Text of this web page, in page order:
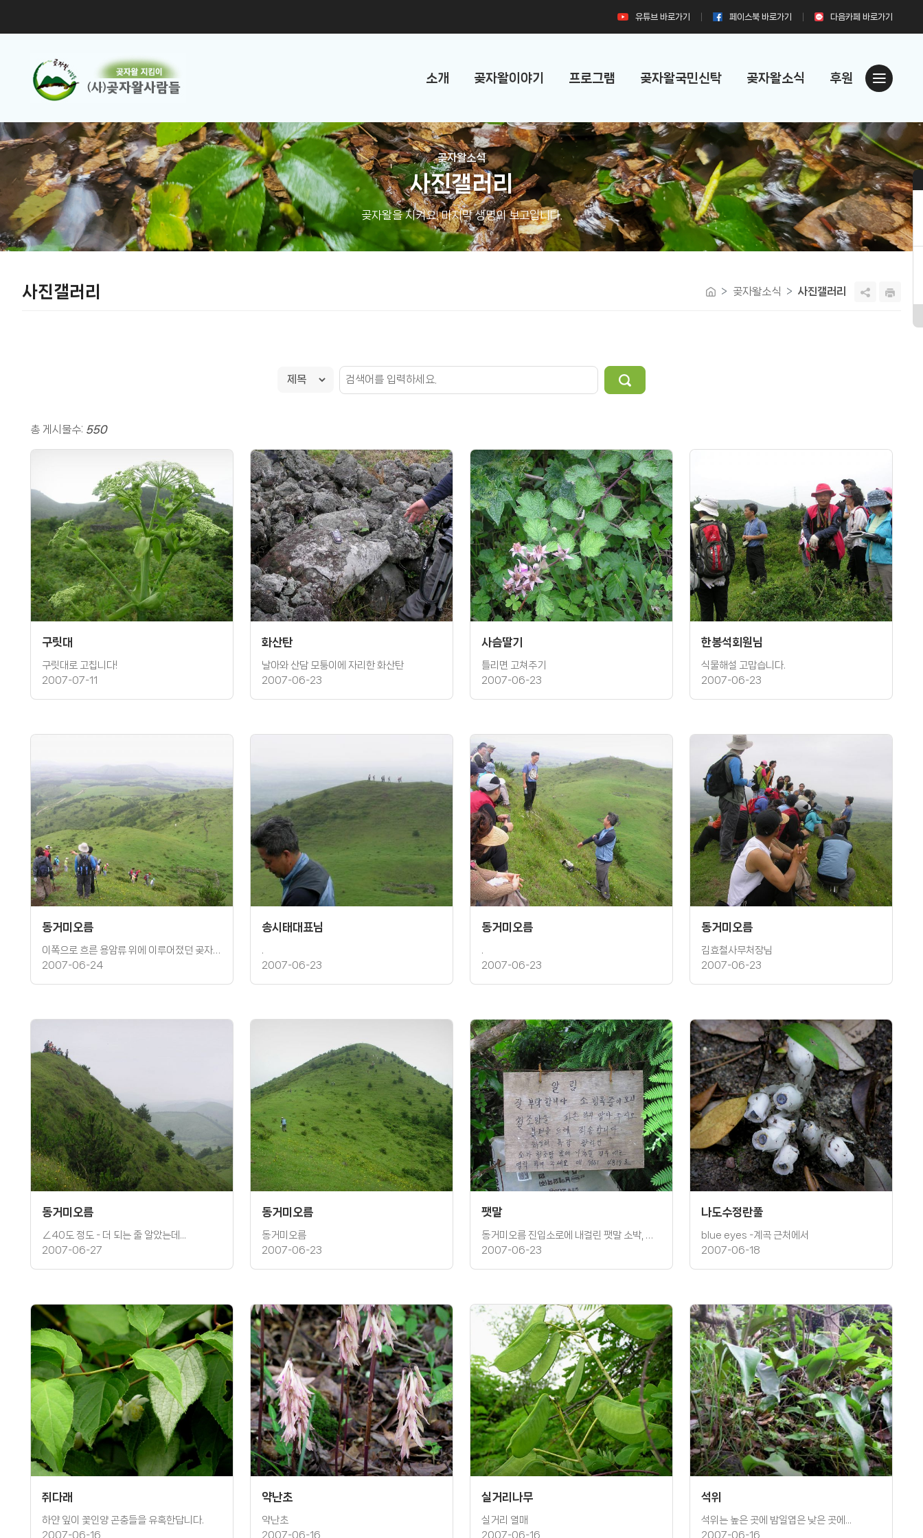
유튜브 바로가기 페이스북 바로가기 다음카페 바로가기
소개 곶자왈이야기 프로그램 곶자왈국민신탁 곶자왈소식 후원
곶자왈소식
사진갤러리
곶자왈을 지켜요! 마지막 생명의 보고입니다.
사진갤러리 곶자왈소식 사진갤러리
총 게시물수: 550
구릿대
구릿대로 고칩니다!
2007-07-11
화산탄
날아와 산담 모퉁이에 자리한 화산탄
2007-06-23
사슴딸기
틀리면 고쳐주기
2007-06-23
한봉석회원님
식물해설 고맙습니다.
2007-06-23
동거미오름
이쪽으로 흐른 용암류 위에 이루어졌던 곶자왈은 �
2007-06-24
송시태대표님
.
2007-06-23
동거미오름
.
2007-06-23
동거미오름
김효철사무처장님
2007-06-23
동거미오름
∠40도 정도 - 더 되는 줄 알았는데...
2007-06-27
동거미오름
동거미오름
2007-06-23
팻말
동거미오름 진입소로에 내걸린 팻말 소박, 겸손, 배�
2007-06-23
나도수정란풀
blue eyes -계곡 근처에서
2007-06-18
쥐다래
하얀 잎이 꽃인양 곤충들을 유혹한답니다.
2007-06-16
약난초
약난초
2007-06-16
실거리나무
실거리 열매
2007-06-16
석위
석위는 높은 곳에 밤일엽은 낮은 곳에...
2007-06-16